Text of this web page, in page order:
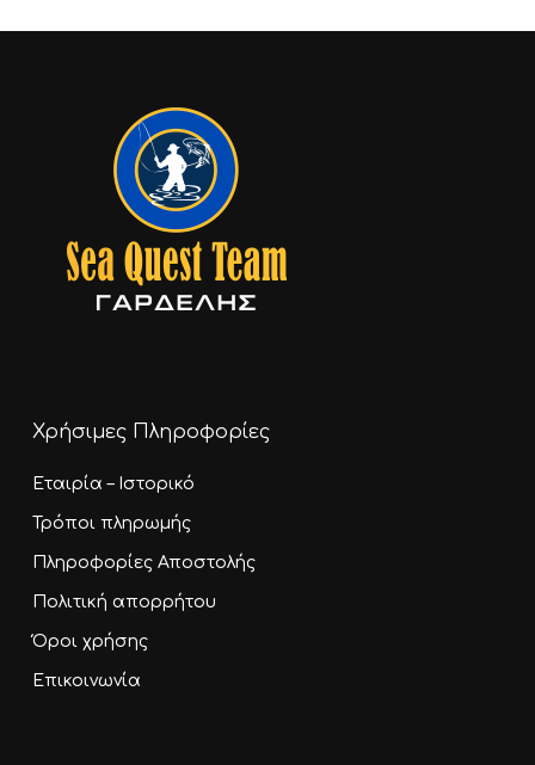
Χρήσιμες Πληροφορίες
Εταιρία – Ιστορικό
Τρόποι πληρωμής
Πληροφορίες Αποστολής
Πολιτική απορρήτου
Όροι χρήσης
Επικοινωνία